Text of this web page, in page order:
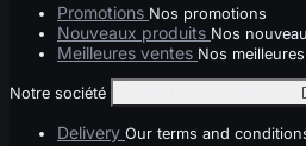
Promotions Nos promotions
Nouveaux produits Nos
Meilleures ventes Nos
Notre société
Delivery Our terms and